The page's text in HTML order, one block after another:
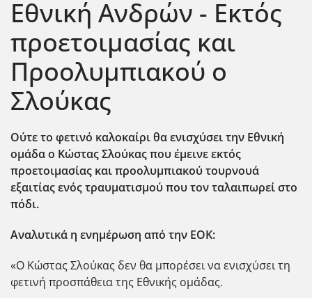
Εθνική Ανδρών - Εκτός
προετοιμασίας και
Προολυμπιακού ο
Σλούκας
Ούτε το φετινό καλοκαίρι θα ενισχύσει την Εθνική
ομάδα ο Κώστας Σλούκας που έμεινε εκτός
προετοιμασίας και προολυμπιακού τουρνουά
εξαιτίας ενός τραυματισμού που τον ταλαιπωρεί στο
πόδι.
Αναλυτικά η ενημέρωση από την ΕΟΚ:
«Ο Κώστας Σλούκας δεν θα μπορέσει να ενισχύσει τη
φετινή προσπάθεια της Εθνικής ομάδας.